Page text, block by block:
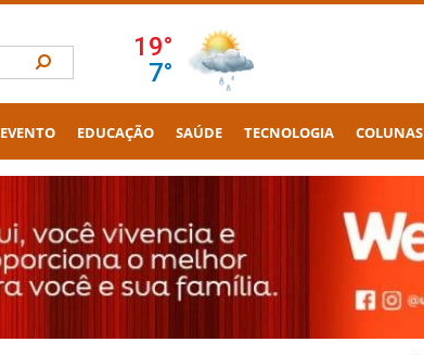
EVENTO EDUCAÇÃO SAÚDE TECNOLOGIA COLUNAS